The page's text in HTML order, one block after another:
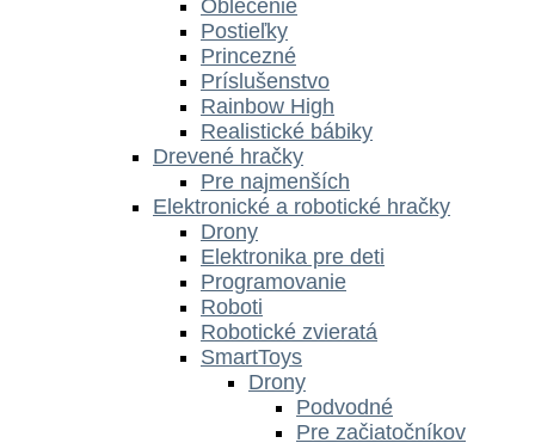
Oblečenie
Postieľky
Princezné
Príslušenstvo
Rainbow High
Realistické bábiky
Drevené hračky
Pre najmenších
Elektronické a robotické hračky
Drony
Elektronika pre deti
Programovanie
Roboti
Robotické zvieratá
SmartToys
Drony
Podvodné
Pre začiatočníkov